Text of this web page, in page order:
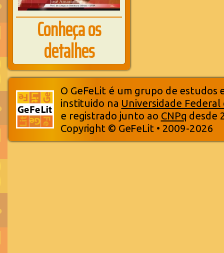
Conheça os
detalhes
O GeFeLit é um grupo de estudos
instituido na Universidade Federal
e registrado junto ao CNPq desde
Copyright © GeFeLit • 2009-2026